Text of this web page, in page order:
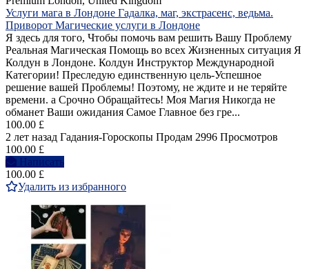
Услуги мага в Лондоне Гадалка, маг, экстрасенс, ведьма.
Приворот Магические услуги в Лондоне
Я здесь для того, Чтобы помочь вам решить Вашу Проблему
Реальная Магическая Помощь во всех Жизненных ситуация Я
Колдун в Лондоне. Колдун Инструктор Международной
Категории! Преследую единственную цель-Успешное
решение вашей Проблемы! Поэтому, не ждите и не теряйте
времени. а Срочно Обращайтесь! Моя Магия Никогда не
обманет Ваши ожидания Самое Главное без гре...
100.00 £
2 лет назад Гадания-Гороскопы Продам 2996 Просмотров
100.00 £
Написать
100.00 £
Удалить из избранного